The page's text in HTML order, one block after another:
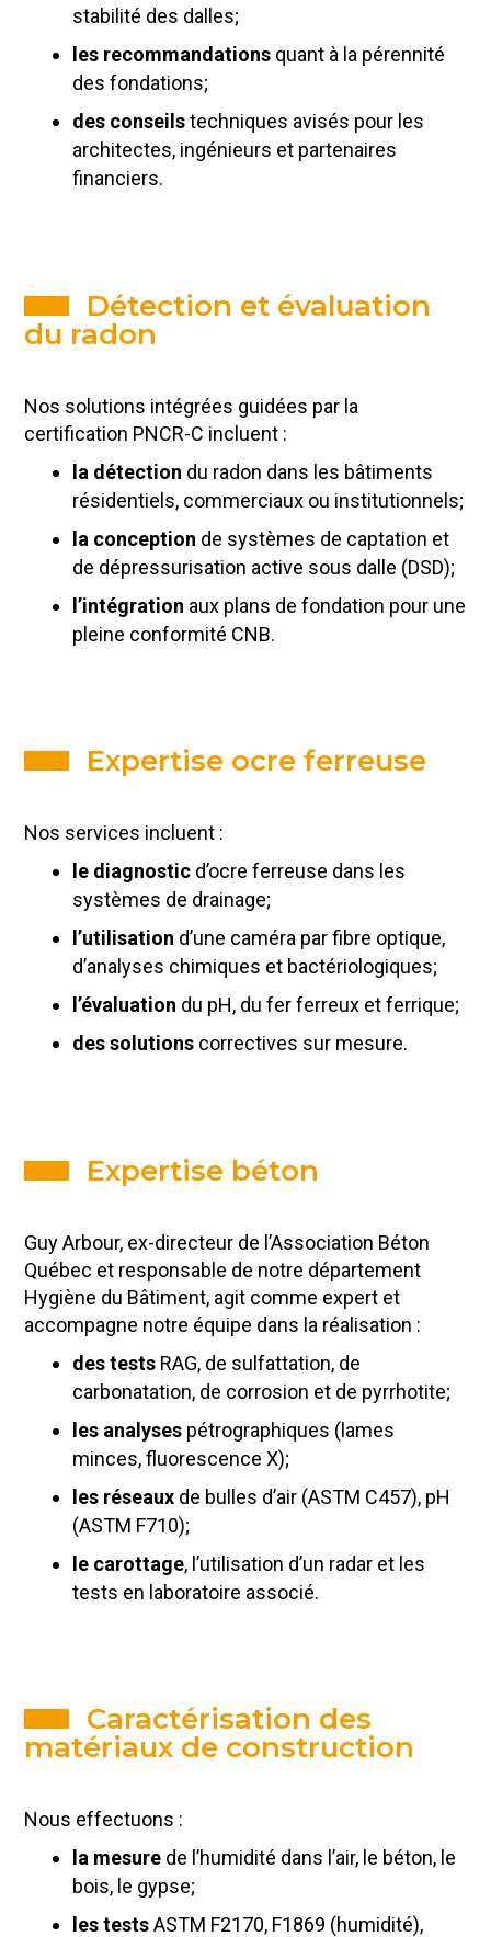
stabilité des dalles;
les recommandations quant à la pérennité
des fondations;
des conseilstechniques avisés pour les
architectes, ingénieurs et partenaires
financiers.
Détection et évaluation
du radon
Nos solutions intégrées guidées par la
certification PNCR-C incluent :
la détection du radon dans les bâtiments
résidentiels, commerciaux ou institutionnels;
la conception de systèmes de captation et
de dépressurisation active sous dalle (DSD);
l’intégration aux plans de fondation pour une
pleine conformité CNB.
Expertise ocre ferreuse
Nos services incluent :
le diagnostic d’ocre ferreuse dans les
systèmes de drainage;
l’utilisation d’une caméra par fibre optique,
d’analyses chimiques et bactériologiques;
l’évaluation du pH, du fer ferreux et ferrique;
des solutions correctives sur mesure.
Expertise béton
Guy Arbour, ex-directeur de l’Association Béton
Québec et responsable de notre département
Hygiène du Bâtiment, agit comme expert et
accompagne notre équipe dans la réalisation :
des tests RAG, de sulfattation, de
carbonatation, de corrosion et de pyrrhotite;
les analyses pétrographiques (lames
minces, fluorescence X);
les réseaux de bulles d’air (ASTM C457), pH
(ASTM F710);
le carottage, l’utilisation d’un radar et les
tests en laboratoire associé.
Caractérisation des
matériaux de construction
Nous effectuons :
la mesure de l’humidité dans l’air, le béton, le
bois, le gypse;
les testsASTM F2170, F1869 (humidité),